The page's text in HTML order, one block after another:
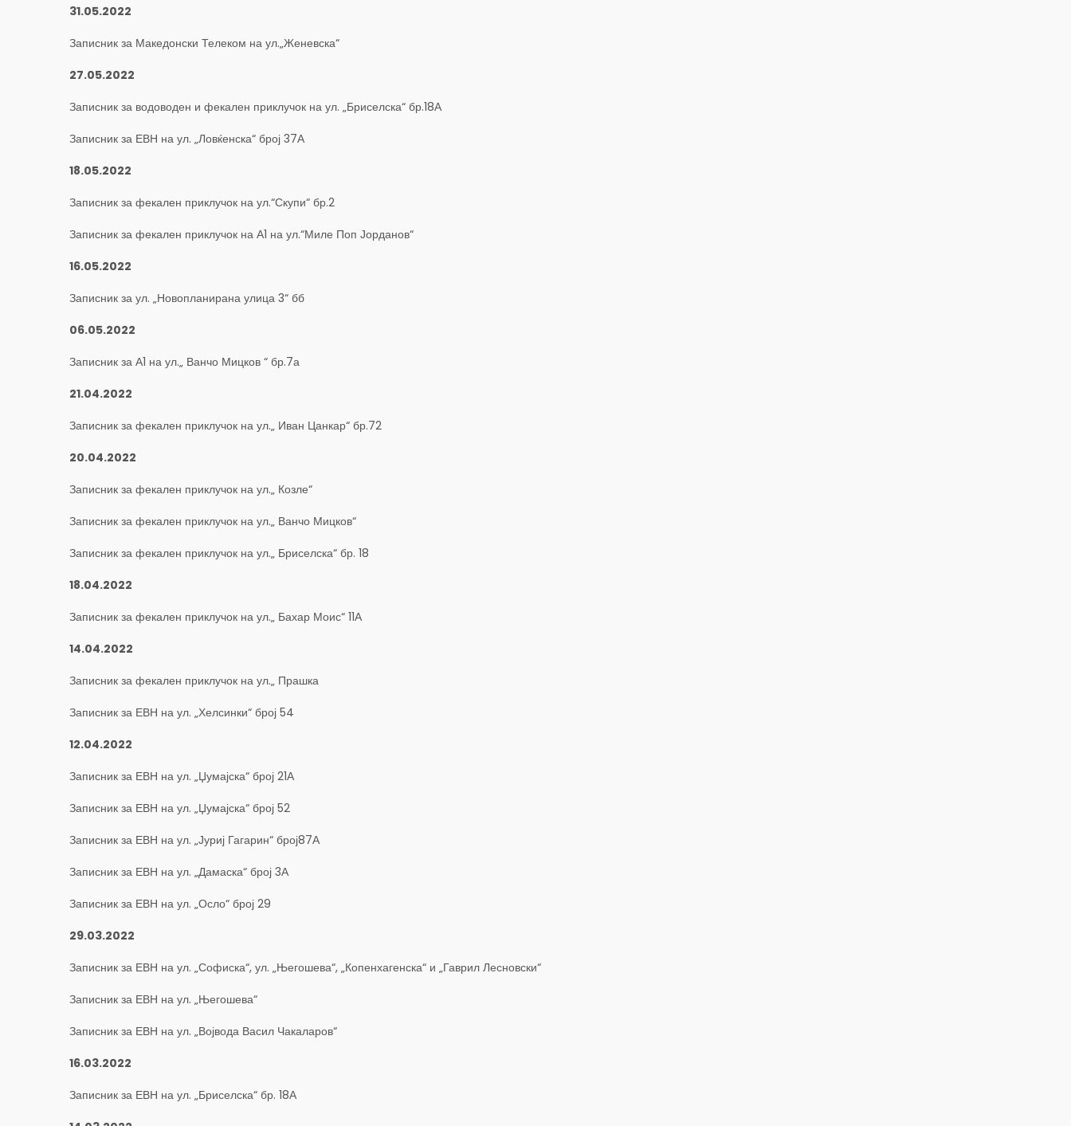
31.05.2022
Записник за Македонски Телеком на ул.„Женевска“
27.05.2022
Записник за водоводен и фекален приклучок на ул. „Бриселска“ бр.18А
Записник за ЕВН на ул. „Ловќенска“ број 37А
18.05.2022
Записник за фекален приклучок на ул.“Скупи“ бр.2
Записник за фекален приклучок на А1 на ул.“Миле Поп Јорданов“
16.05.2022
Записник за ул. „Новопланирана улица 3“ бб
06.05.2022
Записник за А1 на ул.„ Ванчо Мицков “ бр.7а
21.04.2022
Записник за фекален приклучок на ул.„ Иван Цанкар“ бр.72
20.04.2022
Записник за фекален приклучок на ул.„ Козле“
Записник за фекален приклучок на ул.„ Ванчо Мицков“
Записник за фекален приклучок на ул.„ Бриселска“ бр. 18
18.04.2022
Записник за фекален приклучок на ул.„ Бахар Моис“ 11А
14.04.2022
Записник за фекален приклучок на ул.„ Прашка
Записник за ЕВН на ул. „Хелсинки“ број 54
12.04.2022
Записник за ЕВН на ул. „Џумајска“ број 21А
Записник за ЕВН на ул. „Џумајска“ број 52
Записник за ЕВН на ул. „Јуриј Гагарин“ број87А
Записник за ЕВН на ул. „Дамаска“ број 3А
Записник за ЕВН на ул. „Осло“ број 29
29.03.2022
Записник за ЕВН на ул. „Софиска“, ул. „Његошева“, „Копенхагенска“ и „Гаврил Лесновски“
Записник за ЕВН на ул. „Његошева“
Записник за ЕВН на ул. „Војвода Васил Чакаларов“
16.03.2022
Записник за ЕВН на ул. „Бриселска“ бр. 18А